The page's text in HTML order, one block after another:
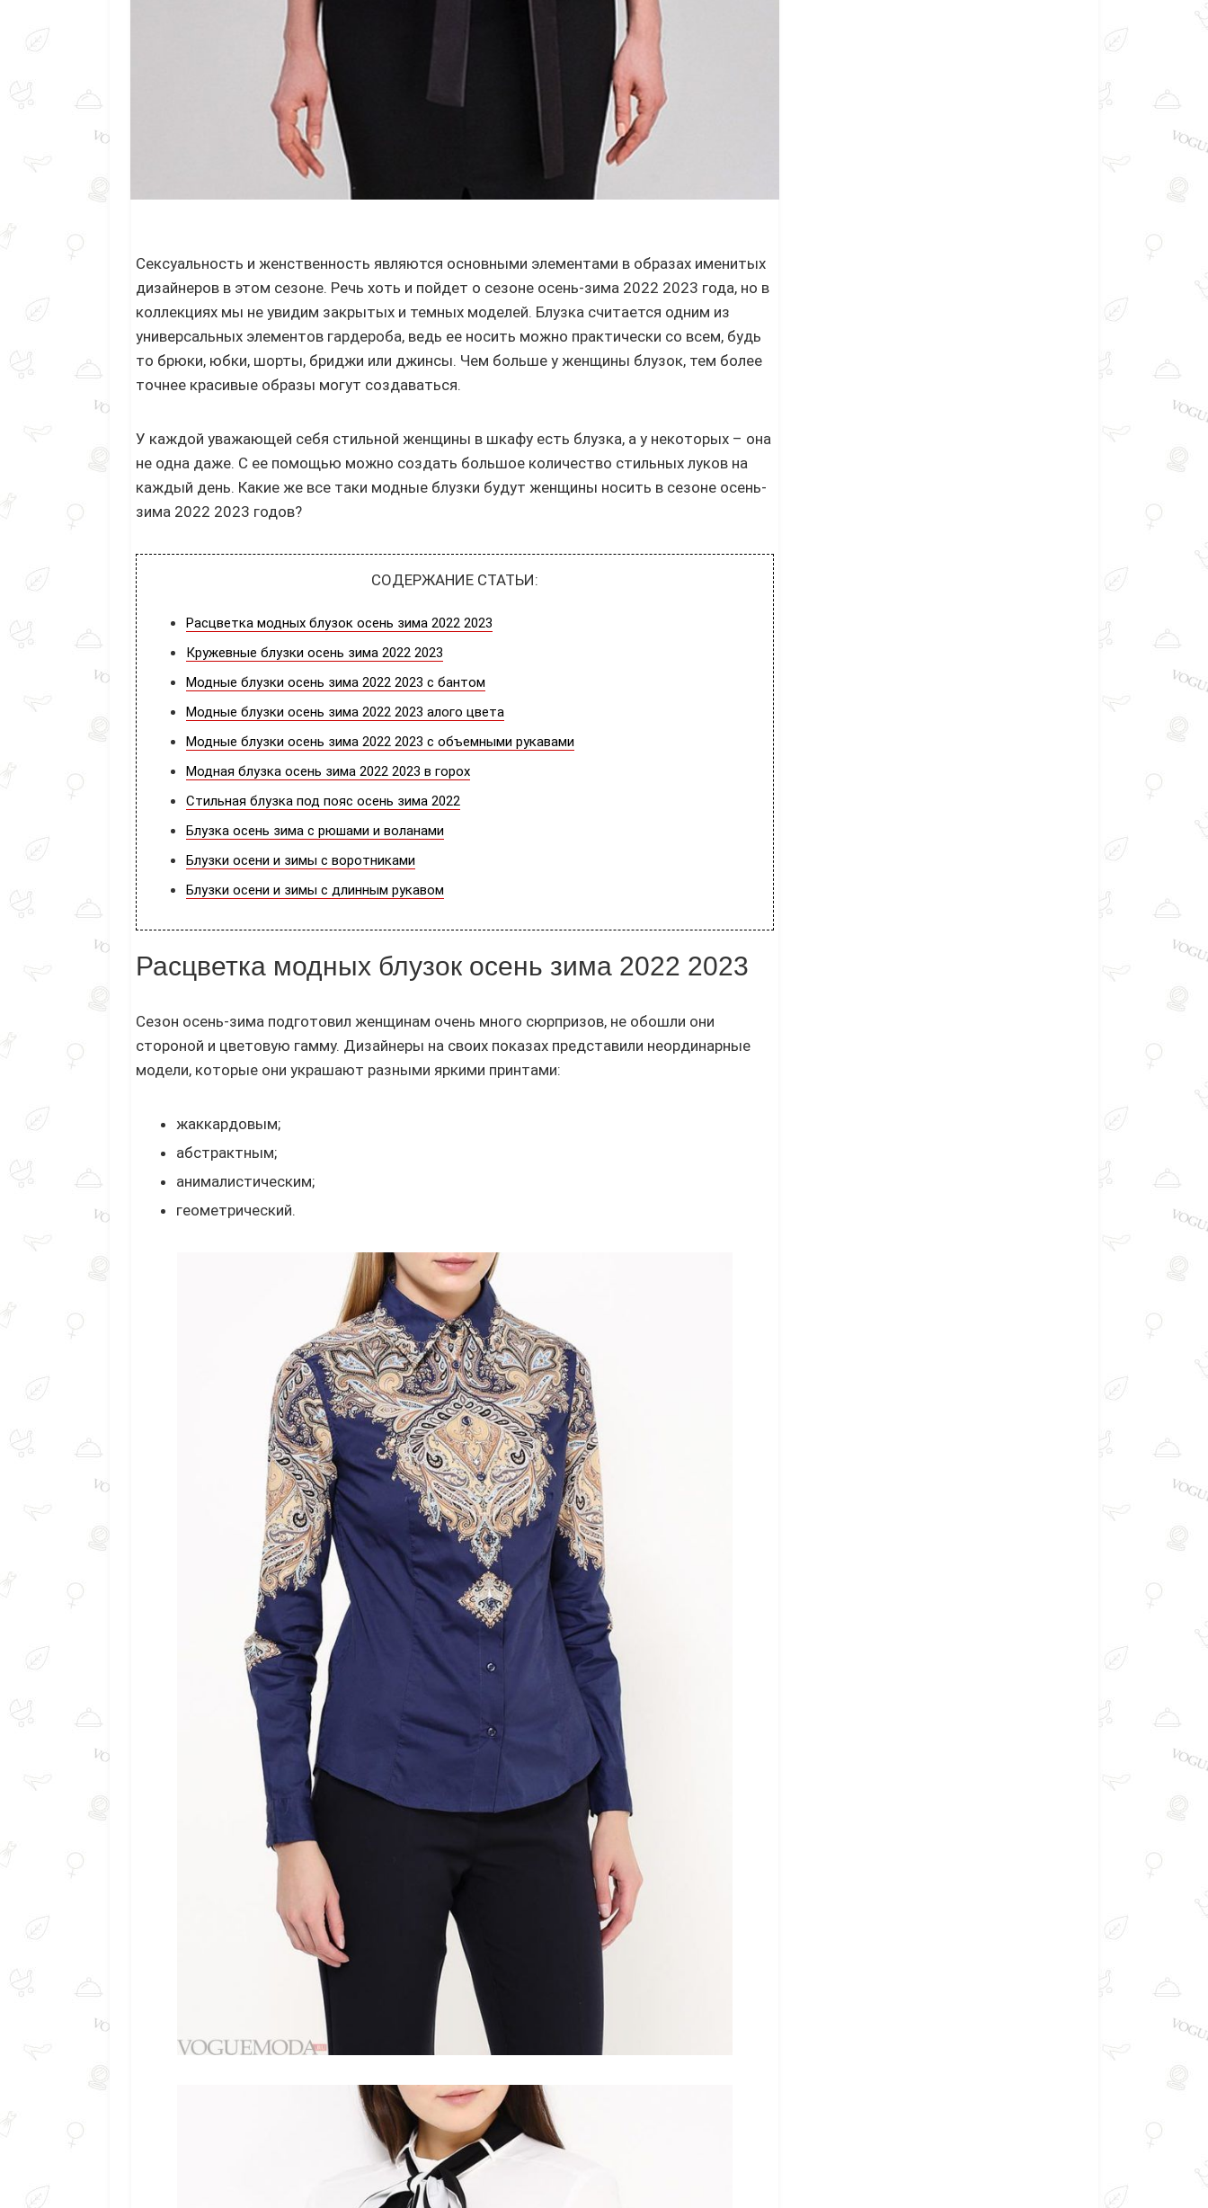
Сексуальность и женственность являются основными элементами в образах именитых
дизайнеров в этом сезоне. Речь хоть и пойдет о сезоне осень-зима 2022 2023 года, но в
коллекциях мы не увидим закрытых и темных моделей. Блузка считается одним из
универсальных элементов гардероба, ведь ее носить можно практически со всем, будь
то брюки, юбки, шорты, бриджи или джинсы. Чем больше у женщины блузок, тем более
точнее красивые образы могут создаваться.
У каждой уважающей себя стильной женщины в шкафу есть блузка, а у некоторых – она
не одна даже. С ее помощью можно создать большое количество стильных луков на
каждый день. Какие же все таки модные блузки будут женщины носить в сезоне осень-
зима 2022 2023 годов?
СОДЕРЖАНИЕ СТАТЬИ:
Расцветка модных блузок осень зима 2022 2023
Кружевные блузки осень зима 2022 2023
Модные блузки осень зима 2022 2023 с бантом
Модные блузки осень зима 2022 2023 алого цвета
Модные блузки осень зима 2022 2023 с объемными рукавами
Модная блузка осень зима 2022 2023 в горох
Стильная блузка под пояс осень зима 2022
Блузка осень зима с рюшами и воланами
Блузки осени и зимы с воротниками
Блузки осени и зимы с длинным рукавом
Расцветка модных блузок осень зима 2022 2023
Сезон осень-зима подготовил женщинам очень много сюрпризов, не обошли они
стороной и цветовую гамму. Дизайнеры на своих показах представили неординарные
модели, которые они украшают разными яркими принтами:
жаккардовым;
абстрактным;
анималистическим;
геометрический.